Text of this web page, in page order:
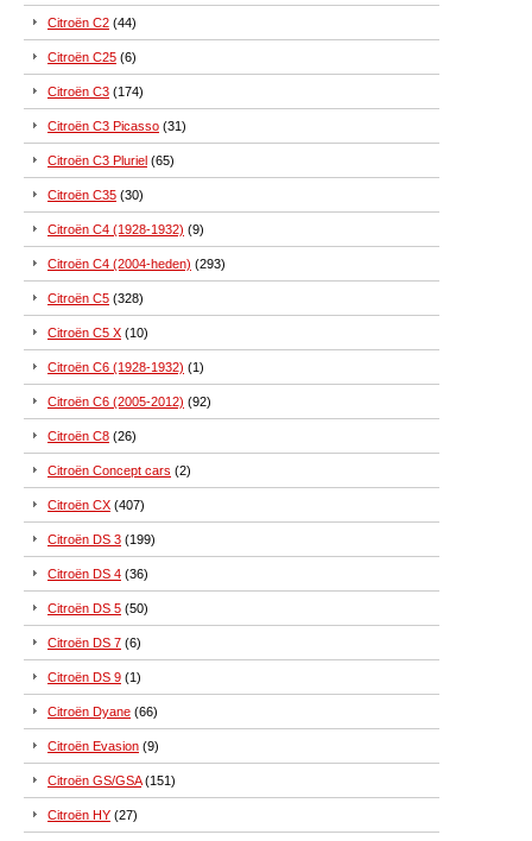
Citroën C2 (44)
Citroën C25 (6)
Citroën C3 (174)
Citroën C3 Picasso (31)
Citroën C3 Pluriel (65)
Citroën C35 (30)
Citroën C4 (1928-1932) (9)
Citroën C4 (2004-heden) (293)
Citroën C5 (328)
Citroën C5 X (10)
Citroën C6 (1928-1932) (1)
Citroën C6 (2005-2012) (92)
Citroën C8 (26)
Citroën Concept cars (2)
Citroën CX (407)
Citroën DS 3 (199)
Citroën DS 4 (36)
Citroën DS 5 (50)
Citroën DS 7 (6)
Citroën DS 9 (1)
Citroën Dyane (66)
Citroën Evasion (9)
Citroën GS/GSA(151)
Citroën HY (27)